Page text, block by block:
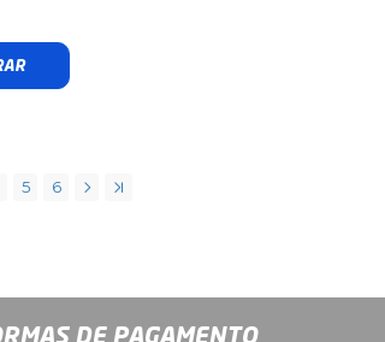
5 6
DE PAGAMENTO